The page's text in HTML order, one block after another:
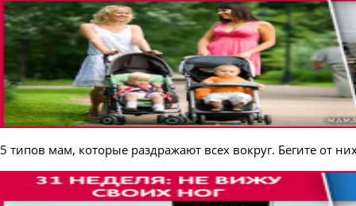
5 типов мам, которые раздражают всех вокруг. Бегите от